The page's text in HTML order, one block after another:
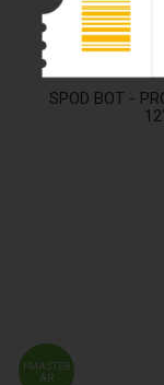
SPOD BOT -
FMASTER
ÁR